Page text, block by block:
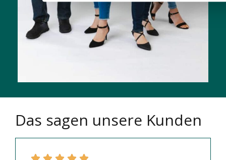
Das sagen unsere Kunden